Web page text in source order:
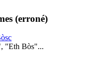
(erroné)
"Eth Bòs"...